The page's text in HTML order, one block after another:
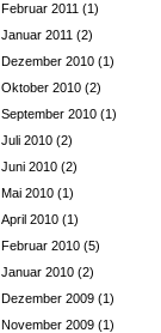
Februar 2011 (1)
Januar 2011 (2)
Dezember 2010(1)
Oktober 2010(2)
September 2010(1)
Juli 2010(2)
Juni 2010(2)
Mai 2010(1)
April 2010(1)
Februar 2010(5)
Januar 2010(2)
Dezember 2009(1)
November 2009(1)